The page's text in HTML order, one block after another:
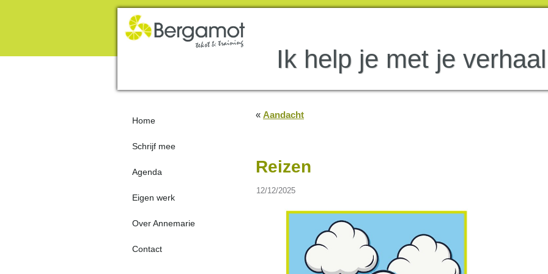
Ik help je met je verhaal
Home
Schrijf mee
Agenda
Eigen werk
Over Annemarie
Contact
« Aandacht
Reizen
12/12/2025